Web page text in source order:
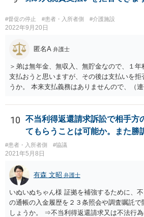
を外せなくなった「せいで」経済的に評価
したこと 「せいで」と強調した点が，内藤先
因果関係」です。 手術のミスと関係のない
しく悪くなってしまったとか， 手術のミス
しまったとかいう事情があれば， 追加請求
ただし，手術代の返金に応じた際に「これ以
ん」という趣旨の合意をしてしまっていると
には困難となります。
#督促の停止 #患者・入所者側 #介護施設
2022年9月20日
匿名A 弁護士
＞弟は無年金、無収入、無貯金なので、１
支払おうと思いますが、その後は支払いを拒
うか。 本来支払義務はありませんので、（
10
不当利得返還請求訴訟で相手方
てもらうことは可能か。また勝
#患者・入所者側 #協議
2021年5月8日
有森 文昭 弁護士
いぬいぬちゃん様 証拠を補強するために、
の通帳の入金履歴を２３条照会や調査嘱託
しょうか。 ⇒不当利得返還請求又は不法行